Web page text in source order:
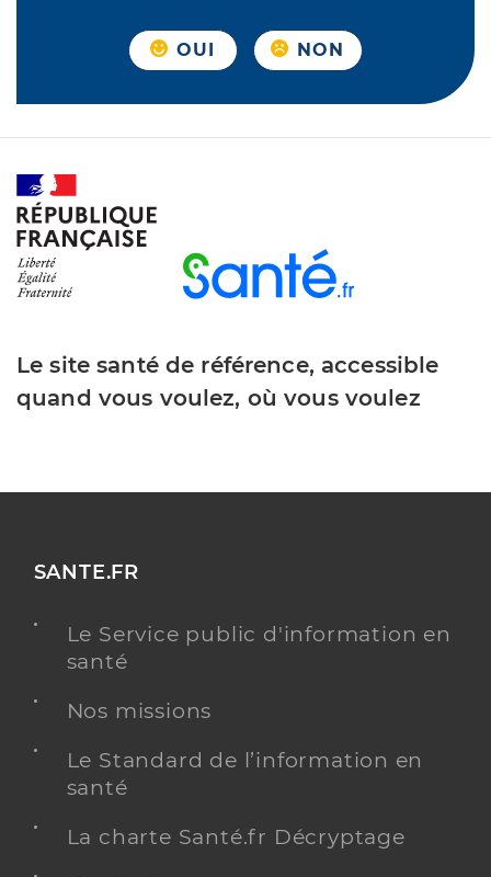
OUI NON
Le site santé de référence, accessible
quand vous voulez, où vous voulez
SANTE.FR
Le Service public d'information en
santé
Nos missions
Le Standard de l’information en
santé
La charte Santé.fr Décryptage